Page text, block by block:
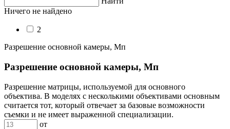
Ничего не найдено
2
Разрешение основной камеры, Мп
Разрешение основной камеры, Мп
Разрешение матрицы, используемой для основного
объектива. В моделях с несколькими объективами основным
считается тот, который отвечает за базовые возможности
съемки и не имеет выраженной специализации.
от